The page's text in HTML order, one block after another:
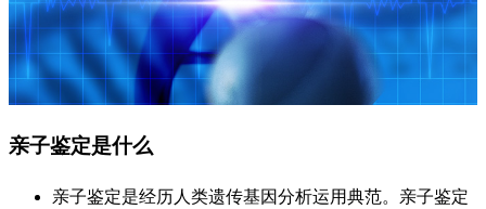
亲子鉴定是什么
亲子鉴定是经历人类遗传基因分析运用典范。亲子鉴定